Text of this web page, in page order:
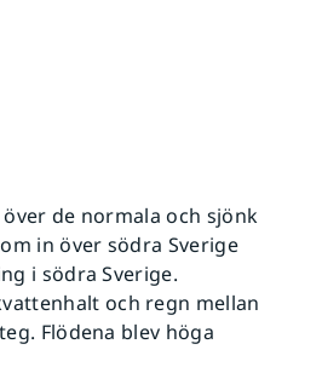
de normala och sjönk
in över södra Sverige
i södra Sverige.
och regn mellan
Flödena blev höga